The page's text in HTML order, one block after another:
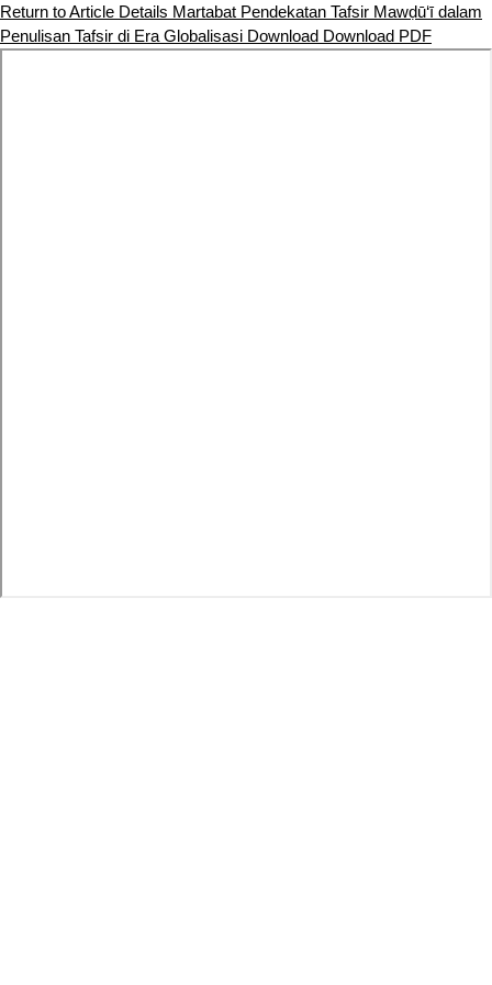
Return to Article Details Martabat Pendekatan Tafsir Mawḍū‘ī dalam
Penulisan Tafsir di Era Globalisasi Download Download PDF